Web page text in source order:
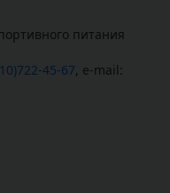
питания
45-67, e-mail: